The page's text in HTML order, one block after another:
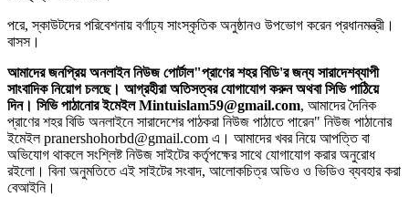
পরে, স্কাউটদের পরিবেশনায় বর্ণাঢ্য সাংস্কৃতিক অনুষ্ঠানও উপভোগ করেন প্রধানমন্ত্রী।
বাসস।
আমাদের জনপ্রিয় অনলাইন নিউজ পোর্টাল"প্রাণের শহর বিডি'র জন্য সারাদেশব্যাপী
সাংবাদিক নিয়োগ চলছে। আগ্রহীরা অতিসত্বর যোগাযোগ করুন অথবা সিভি পাঠিয়ে
দিন। সিভি পাঠানোর ইমেইল Mintuislam59@gmail.com, আমাদের দৈনিক
প্রাণের শহর বিডি অনলাইনে সারাদেশের পাঠকরা নিউজ পাঠাতে পারেন" নিউজ পাঠানোর
ইমেইল pranershohorbd@gmail.com এ। আমাদের খবর নিয়ে আপত্তি বা
অভিযোগ থাকলে সংশ্লিষ্ট নিউজ সাইটের কর্তৃপক্ষের সাথে যোগাযোগ করার অনুরোধ
রইলো। বিনা অনুমতিতে এই সাইটের সংবাদ, আলোকচিত্র অডিও ও ভিডিও ব্যবহার করা
বেআইনি।